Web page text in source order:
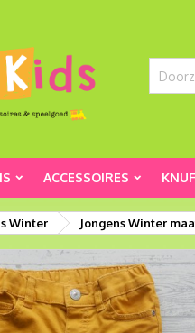
ACCESSOIRES
Winter Jongens Winter